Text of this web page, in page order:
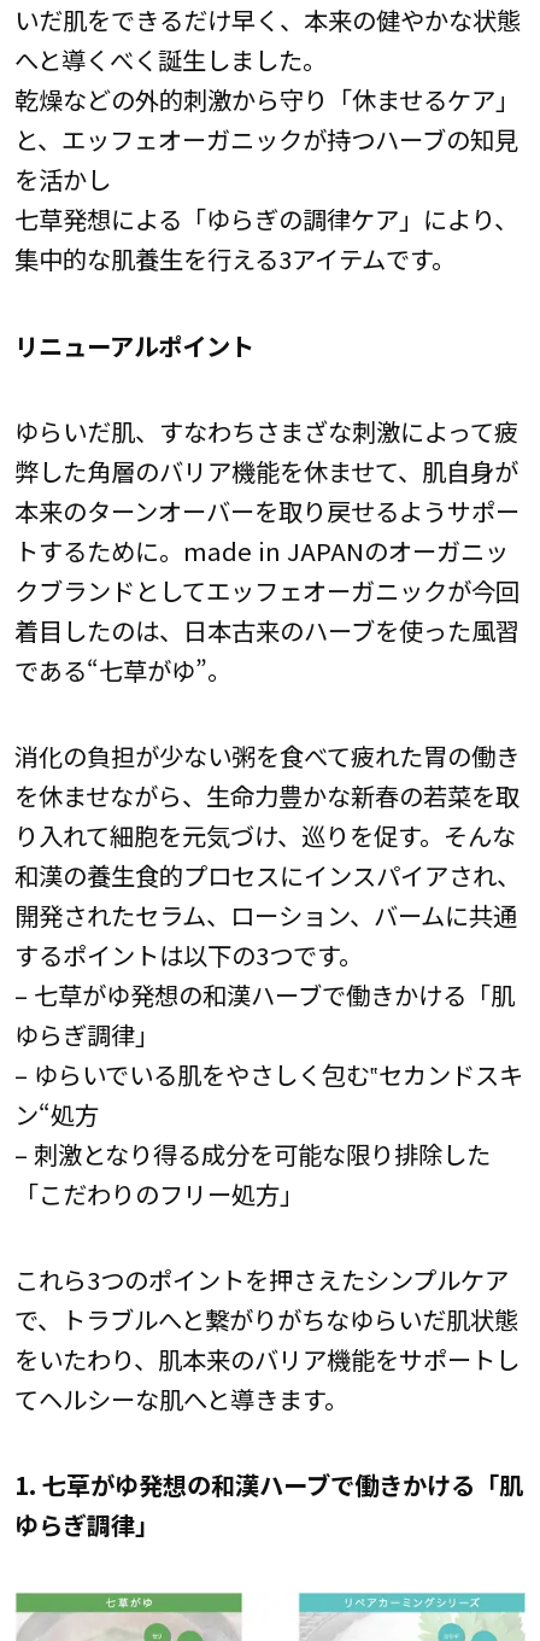
いだ肌をできるだけ早く、本来の健やかな状態
へと導くべく誕生しました。
乾燥などの外的刺激から守り「休ませるケア」
と、エッフェオーガニックが持つハーブの知見
を活かし
七草発想による「ゆらぎの調律ケア」により、
集中的な肌養生を行える3アイテムです。
リニューアルポイント
ゆらいだ肌、すなわちさまざな刺激によって疲
弊した角層のバリア機能を休ませて、肌自身が
本来のターンオーバーを取り戻せるようサポー
トするために。made in JAPANのオーガニッ
クブランドとしてエッフェオーガニックが今回
着目したのは、日本古来のハーブを使った風習
である“七草がゆ”。
消化の負担が少ない粥を食べて疲れた胃の働き
を休ませながら、生命力豊かな新春の若菜を取
り入れて細胞を元気づけ、巡りを促す。そんな
和漢の養生食的プロセスにインスパイアされ、
開発されたセラム、ローション、バームに共通
するポイントは以下の3つです。
– 七草がゆ発想の和漢ハーブで働きかける「肌
ゆらぎ調律」
– ゆらいでいる肌をやさしく包む‟セカンドスキ
ン“処方
– 刺激となり得る成分を可能な限り排除した
「こだわりのフリー処方」
これら3つのポイントを押さえたシンプルケア
で、トラブルへと繋がりがちなゆらいだ肌状態
をいたわり、肌本来のバリア機能をサポートし
てヘルシーな肌へと導きます。
1. 七草がゆ発想の和漢ハーブで働きかける「肌
ゆらぎ調律」